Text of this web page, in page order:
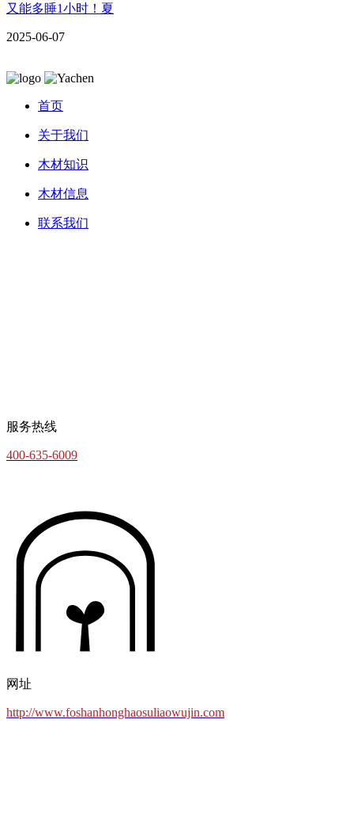
又能多睡1小时！夏
2025-06-07
首页
关于我们
木材知识
木材信息
联系我们
服务热线
400-635-6009
网址
http://www.foshanhonghaosuliaowujin.com